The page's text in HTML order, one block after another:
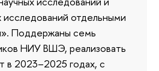
исследований отдельными
Поддержаны семь
НИУ ВШЭ, реализовать
в 2023–2025 годах, с